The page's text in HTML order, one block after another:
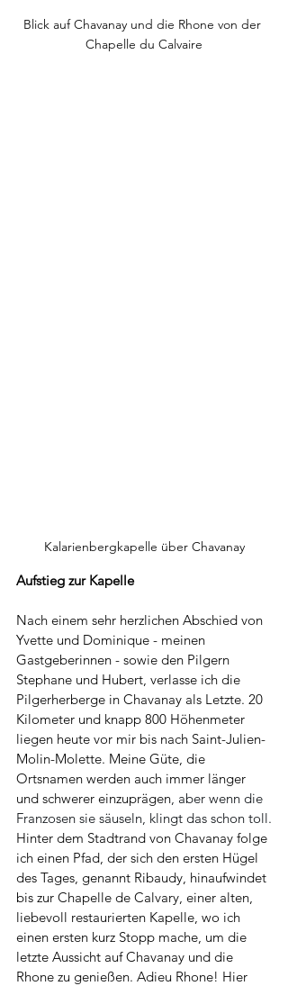
Blick auf Chavanay und die Rhone von der
Chapelle du Calvaire
Kalarienbergkapelle über Chavanay
Aufstieg zur Kapelle
Nach einem sehr herzlichen Abschied von
Yvette und Dominique - meinen
Gastgeberinnen - sowie den Pilgern
Stephane und Hubert, verlasse ich die
Pilgerherberge in Chavanay als Letzte. 20
Kilometer und knapp 800 Höhenmeter
liegen heute vor mir bis nach Saint-Julien-
Molin-Molette. Meine Güte, die
Ortsnamen werden auch immer länger
und schwerer einzuprägen, aber wenn die
Franzosen sie säuseln, klingt das schon toll.
Hinter dem Stadtrand von Chavanay folge
ich einen Pfad, der sich den ersten Hügel
des Tages, genannt Ribaudy, hinaufwindet
bis zur Chapelle de Calvary, einer alten,
liebevoll restaurierten Kapelle, wo ich
einen ersten kurz Stopp mache, um die
letzte Aussicht auf Chavanay und die
Rhone zu genießen. Adieu Rhone! Hier